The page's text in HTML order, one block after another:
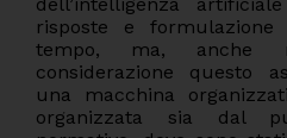
risposte e
tempo, ma, anche
considerazione questo
una macchina
organizzata sia dal